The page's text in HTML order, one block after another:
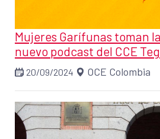
Mujeres Garífunas toman
nuevo podcast del CCE
20/09/2024 OCE Colombia